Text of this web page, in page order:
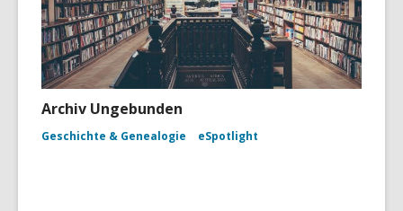
Archiv Ungebunden
Geschichte & Genealogie eSpotlight